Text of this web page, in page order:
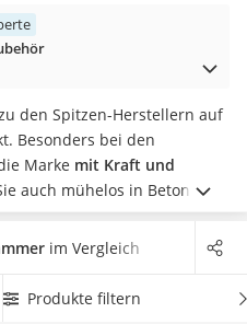
den Spitzen-Herstellern auf
Besonders bei den
Marke mit Kraft und
auch mühelos in Beton.
Bohrhammer-Test- bzw.
aus, wenn Sie
Akku-Bohrhammer
im Vergleich
Produkte filtern